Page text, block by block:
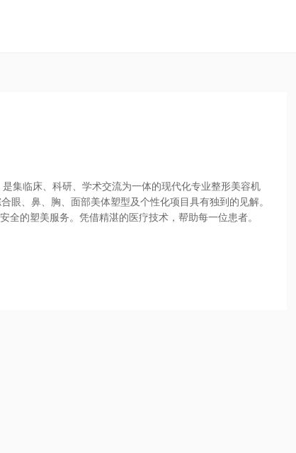
集临床、科研、学术交流为一体的现代化专业整形美容机
眼、鼻、胸、面部美体塑型及个性化项目具有独到的见解。
的塑美服务。凭借精湛的医疗技术，帮助每一位患者。